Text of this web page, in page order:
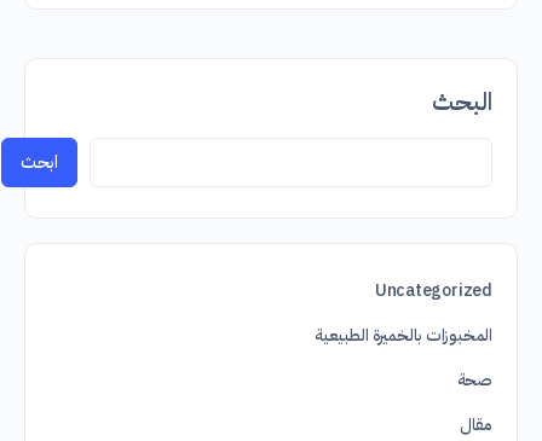
البحث
ابحث
Uncategorized
المخبوزات بالخميرة الطبيعية
صحة
مقال